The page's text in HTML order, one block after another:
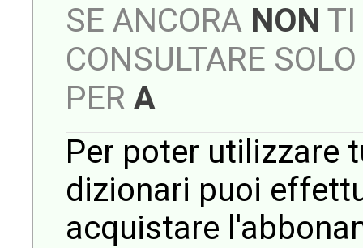
SE ANCORA NON TI
CONSULTARE
PER A
Per poter utilizzare
dizionari puoi
acquistare